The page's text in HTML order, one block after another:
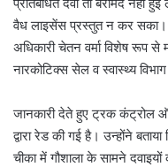
वैध लाइसेंस प्रस्तुत न कर सका।
अधिकारी चेतन वर्मा विशेष रूप
नारकोटिक्स सेल व स्वास्थ्य
जानकारी देते हुए ट्रक कंट्रोल
द्वारा रेड की गई है। उन्होंने
चीका में गौशाला के सामने